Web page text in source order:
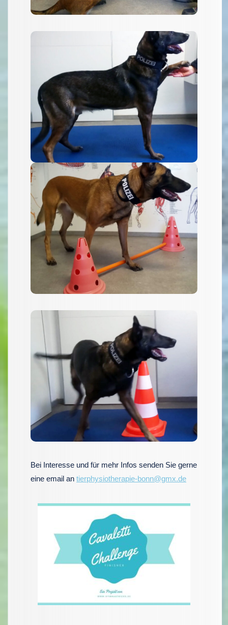
... und Pfote halten
Cavaletti Training mit
einer Hürde
Training von Wendungen
Bei Interesse und für mehr Infos senden Sie gerne
eine email an tierphysiotherapie-bonn@gmx.de